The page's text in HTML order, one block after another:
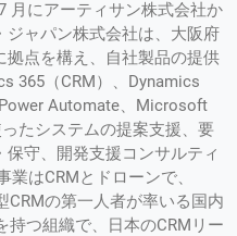
月にアーティサン株式会社か
ジャパン株式会社は、大阪府
拠点を構え、自社製品の提供
365（CRM）、Dynamics
Automate、Microsoft
たシステムの提案支援、要
守、開発支援コンサルティ
はCRMとドローンで、
CRMの第一人者が率いる国内
持つ組織で、日本のCRMリー